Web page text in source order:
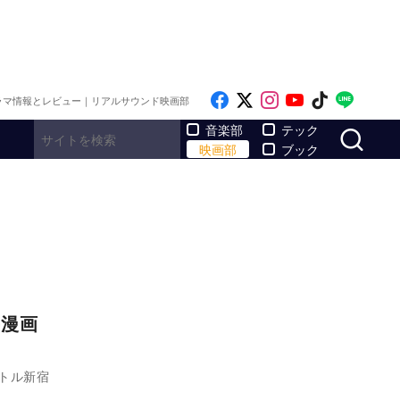
情報とレビュー｜リアルサウンド映画部 Like on Facebook
Follow on x
Follow on
Follow on
Follow
音楽部
映画部
テック
ブック
画
ル新宿